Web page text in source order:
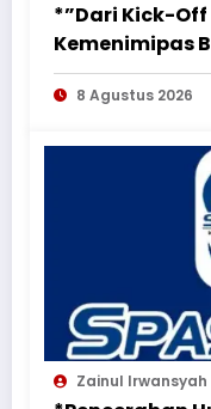
*”Dari Kick-
Kemenimipas
Dokumen
Boring”*
8 Agustus 2026
Zainul Irwansyah